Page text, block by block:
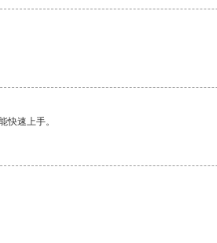
快速上手。